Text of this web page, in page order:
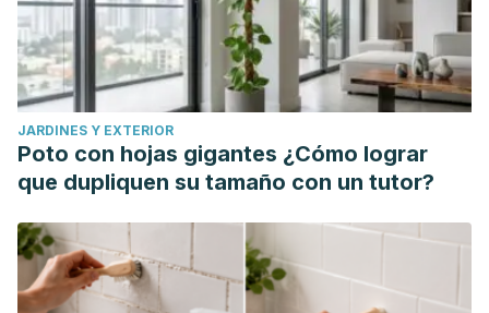
and its side effects: an update.
European Review for
Medical and Pharmacological Sciences, 23
(1), 397-401.
https://www.actuamed.com.mx/sites/default/files/asset/
2.pdf
Chen, W., Mook Jr, R. A., Premont, R. T., & Wang, J. (2018).
Niclosamide: Beyond an antihelminthic drug.
Cellular
https://www.sciencedirect.com/science/article/pii/
Kikuchi, T., Koga, M., Shimizu, S., Miura, T., Maruyama, H., &
Kimura, M. (2013). Efficacy and safety of paromomycin for
JARDINES Y EXTERIOR
Poto con hojas gigantes ¿Cómo lograr
que dupliquen su tamaño con un tutor?